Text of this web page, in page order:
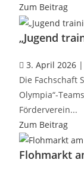
Zum Beitrag
„Jugend
3. April 2026 |
Die Fachschaft
Olympia“-
Förderverein...
Zum Beitrag
Flohmarkt